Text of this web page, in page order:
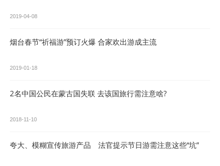
2019-04-08
烟台春节“祈福游”预订火爆 合家欢出游成主流
2019-01-18
2名中国公民在蒙古国失联 去该国旅行需注意啥?
2018-11-10
夸大、模糊宣传旅游产品 法官提示节日游需注意这些“坑”